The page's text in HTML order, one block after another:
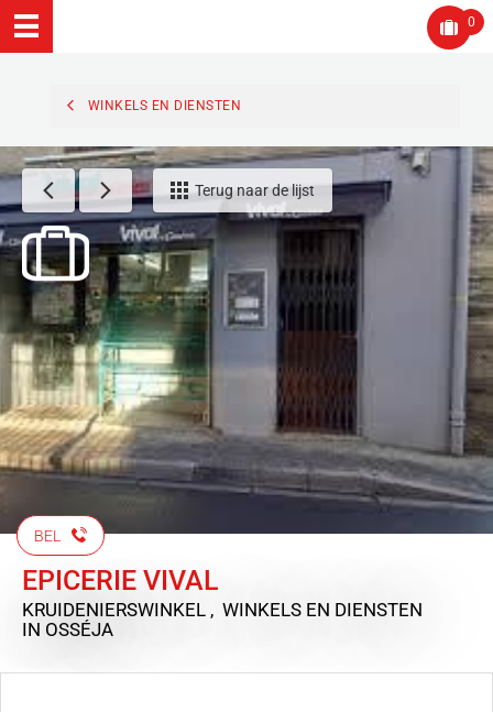
0
WINKELS EN DIENSTEN
Terug naar de lijst
BEL
EPICERIE VIVAL
KRUIDENIERSWINKEL , WINKELS EN DIENSTEN
IN OSSÉJA